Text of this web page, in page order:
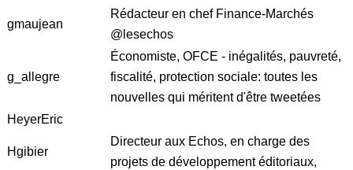
gmaujean
Rédacteur en chef Finance-Marchés
@lesechos
g_allegre
Économiste, OFCE - inégalités, pauvreté,
fiscalité, protection sociale: toutes les
nouvelles qui méritent d'être tweetées
HeyerEric
Hgibier
Directeur aux Echos, en charge des
projets de développement éditoriaux,